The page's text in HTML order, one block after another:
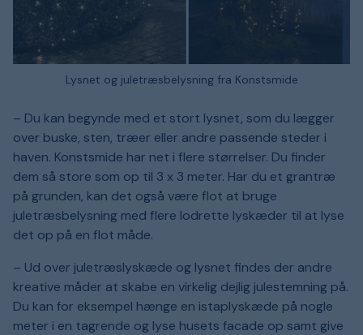
Lysnet og juletræsbelysning fra Konstsmide
– Du kan begynde med et stort lysnet, som du lægger
over buske, sten, træer eller andre passende steder i
haven. Konstsmide har net i flere størrelser. Du finder
dem så store som op til 3 x 3 meter. Har du et grantræ
på grunden, kan det også være flot at bruge
juletræsbelysning med flere lodrette lyskæder til at lyse
det op på en flot måde.
– Ud over juletræslyskæde og lysnet findes der andre
kreative måder at skabe en virkelig dejlig julestemning på.
Du kan for eksempel hænge en istaplyskæde på nogle
meter i en tagrende og lyse husets facade op samt give